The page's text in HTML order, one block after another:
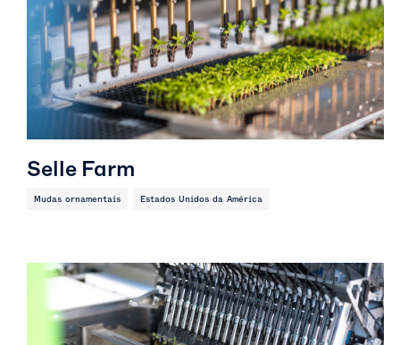
Selle Farm
Mudas ornamentais Estados Unidos da América